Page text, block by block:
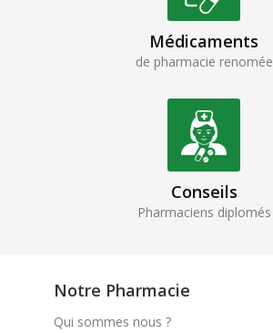
Médicaments
de pharmacie renomée
Conseils
Pharmaciens diplomés
Notre Pharmacie
Qui sommes nous ?